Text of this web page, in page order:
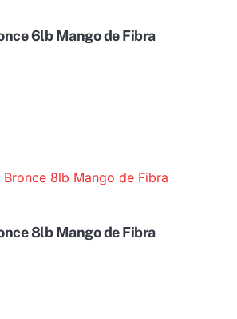
6lb Mango de Fibra
8lb Mango de Fibra